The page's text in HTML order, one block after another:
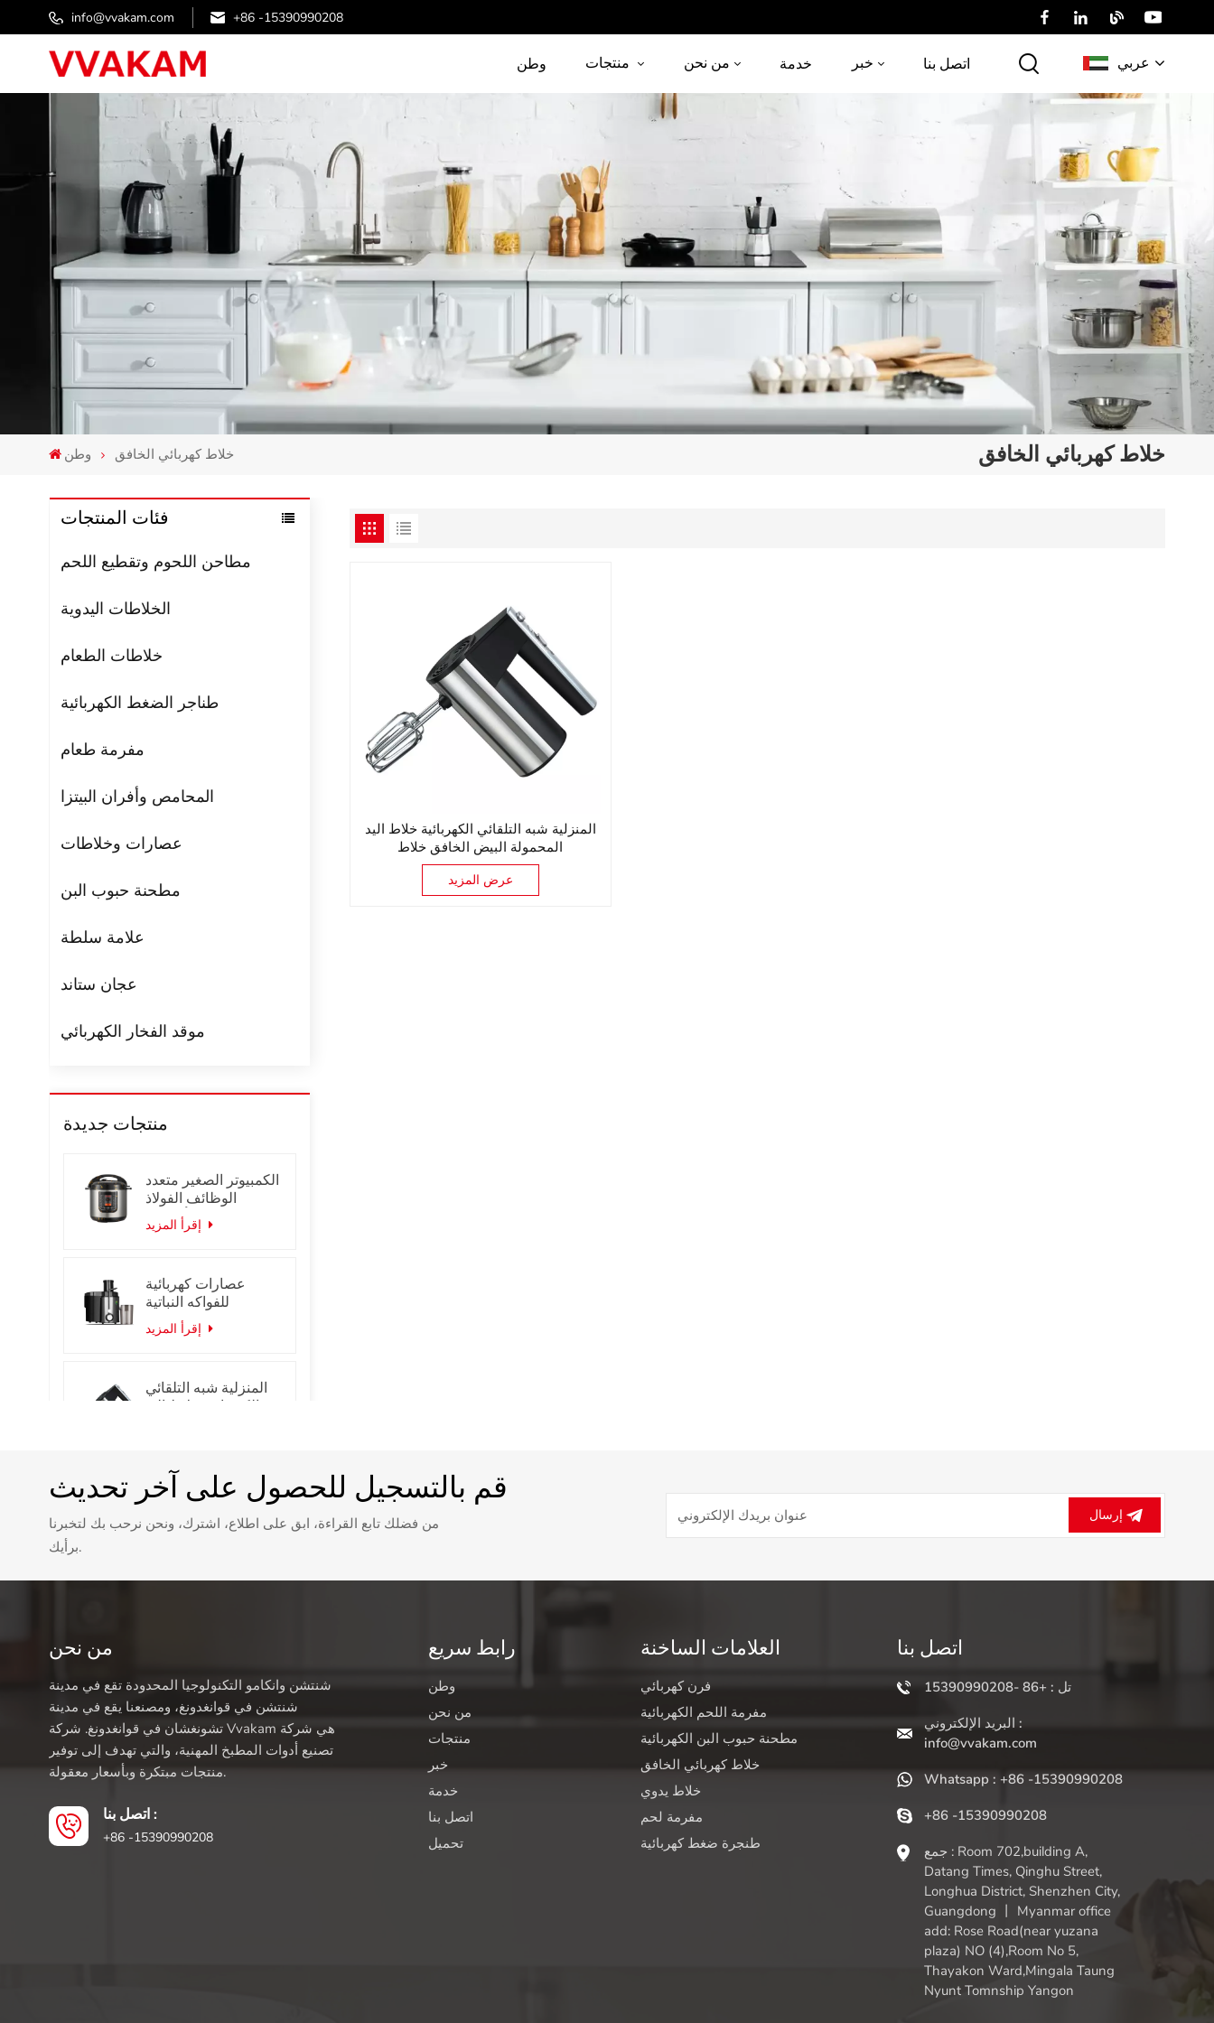
info@vvakam.com +86 -15390990208
وطن من نحن خدمة خبر اتصل بنا عربي
English
Русский
عربي
وطن خلاط كهربائي الخافق خلاط كهربائي الخافق
فئات المنتجات
مطاحن اللحوم وتقطيع اللحم
الخلاطات اليدوية
خلاطات الطعام
طناجر الضغط الكهربائية
مفرمة طعام
المحامص وأفران البيتزا
عصارات وخلاطات
مطحنة حبوب البن
علامة سلطة
عجان ستاند
موقد الفخار الكهربائي
منتجات جديدة
الكمبيوتر الصغير متعدد
الوظائف الفولاذ
المقاوم للصدأ الذكية
طنجرة الضغط
عصارات كهربائية
للفواكه النباتية
المنزلية شبه التلقائي
الكهربائية خلاط اليد
فرن صغير سعة 7 لتر /
بباب زجاجي واحد
المنزلية شبه التلقائي الكهربائية خلاط اليد
المحمولة البيض الخافق خلاط
عرض المزيد
قم بالتسجيل للحصول على آخر تحديث
من فضلك تابع القراءة، ابق على اطلاع، اشترك، ونحن نرحب بك لتخبرنا
برأيك.
إرسال
من نحن
شنتشن وانكامو التكنولوجيا المحدودة تقع في مدينة
شنتشن في قوانغدونغ، ومصنعنا يقع في مدينة
تشونغشان في قوانغدونغ. شركة Vvakam هي شركة
تصنيع أدوات المطبخ المهنية، والتي تهدف إلى توفير
منتجات مبتكرة وبأسعار معقولة.
اتصل بنا :
+86 -15390990208
رابط سريع
وطن
من نحن
منتجات
خبر
خدمة
اتصل بنا
تحميل
العلامات الساخنة
فرن كهربائي
مفرمة اللحم الكهربائية
مطحنة حبوب البن الكهربائية
خلاط كهربائي الخافق
خلاط يدوي
مفرمة لحم
طنجرة ضغط كهربائية
اتصل بنا
تل : +86 -15390990208
البريد الإلكتروني :
info@vvakam.com
Whatsapp : +86 -15390990208
+86 -15390990208
جمع : Room 702,building A,
Datang Times, Qinghu Street,
Longhua District, Shenzhen City,
Guangdong 丨 Myanmar office
add: Rose Road(near yuzana
plaza) NO (4),Room No 5,
Thayakon Ward,Mingala Taung
Nyunt Tomnship Yangon